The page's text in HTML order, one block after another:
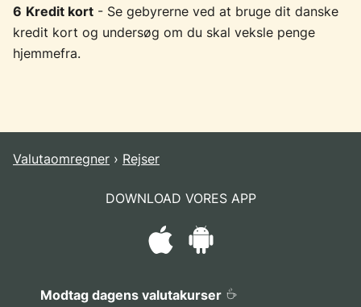
6 Kredit kort - Se gebyrerne ved at bruge dit danske
kredit kort og undersøg om du skal veksle penge
hjemmefra.
Valutaomregner Rejser
DOWNLOAD VORES APP
Modtag dagens valutakurser